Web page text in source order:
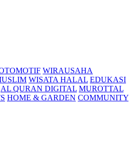
WIRAUSAHA
WISATA HALAL EDUKASI
AL QURAN DIGITAL MUROTTAL
HOME & GARDEN COMMUNITY